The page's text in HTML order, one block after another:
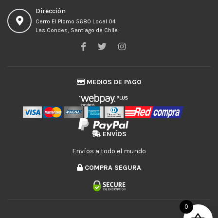
Dirección
Cerro El Plomo 5680 Local 04
Las Condes, Santiago de Chile
MEDIOS DE PAGO
ENVÍOS
Envíos a todo el mundo
COMPRA SEGURA
0